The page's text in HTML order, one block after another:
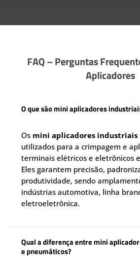
FAQ – Perguntas
Aplicadores
O que são mini aplicadores
Os mini aplicadores industriais
utilizados para a crimpagem e
terminais elétricos e eletrônicos
Eles garantem precisão,
produtividade, sendo
indústrias automotiva, linha
eletroeletrônica.
Qual a diferença entre mini
e pneumáticos?